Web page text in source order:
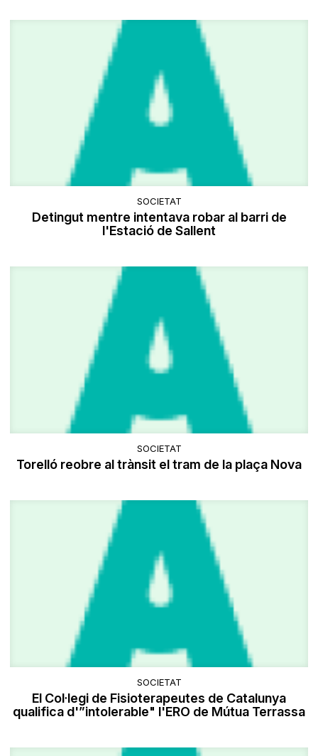
SOCIETAT
Detingut mentre intentava robar al barri de
l'Estació de Sallent
SOCIETAT
Torelló reobre al trànsit el tram de la plaça Nova
SOCIETAT
El Col·legi de Fisioterapeutes de Catalunya
qualifica d'”intolerable" l'ERO de Mútua Terrassa